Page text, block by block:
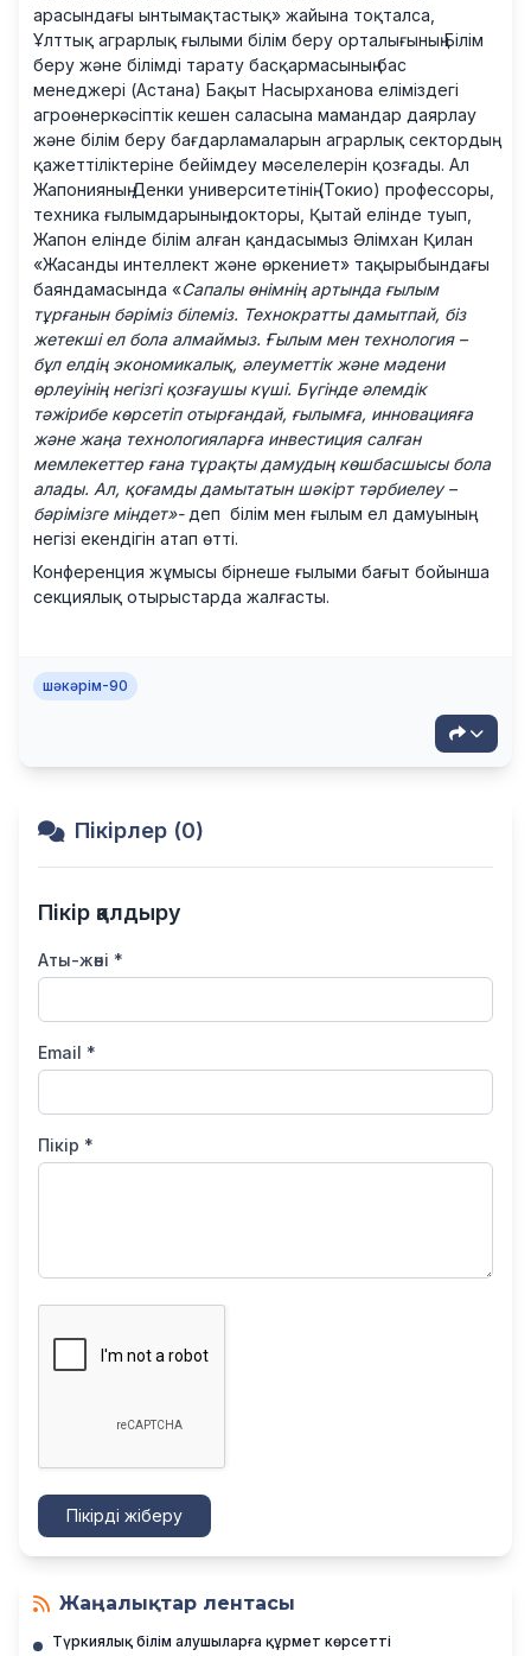
арасындағы ынтымақтастық» жайына тоқталса,
Ұлттық аграрлық ғылыми білім беру орталығының Білім
беру және білімді тарату басқармасының бас
менеджері (Астана) Бақыт Насырханова еліміздегі
агроөнеркәсіптік кешен саласына мамандар даярлау
және білім беру бағдарламаларын аграрлық сектордың
қажеттіліктеріне бейімдеу мәселелерін қозғады. Ал
Жапонияның Денки университетінің (Токио) профессоры,
техника ғылымдарының докторы, Қытай елінде туып,
Жапон елінде білім алған қандасымыз Әлімхан Қилан
«Жасанды интеллект және өркениет» тақырыбындағы
баяндамасында «Сапалы өнімнің артында ғылым
тұрғанын бәріміз білеміз. Технократты дамытпай, біз
жетекші ел бола алмаймыз. Ғылым мен технология –
бұл елдің экономикалық, әлеуметтік және мәдени
өрлеуінің негізгі қозғаушы күші. Бүгінде әлемдік
тәжірибе көрсетіп отырғандай, ғылымға, инновацияға
және жаңа технологияларға инвестиция салған
мемлекеттер ғана тұрақты дамудың көшбасшысы бола
алады. Ал, қоғамды дамытатын шәкірт тәрбиелеу –
бәрімізге міндет»-деп білім мен ғылым ел дамуының
негізі екендігін атап өтті.
Конференция жұмысы бірнеше ғылыми бағыт бойынша
секциялық отырыстарда жалғасты.
шәкәрім-90
Пікірлер (0)
Пікір қалдыру
Аты-жөні *
Email *
Пікір *
Пікірді жіберу
Жаңалықтар лентасы
Түркиялық білім алушыларға құрмет көрсетті